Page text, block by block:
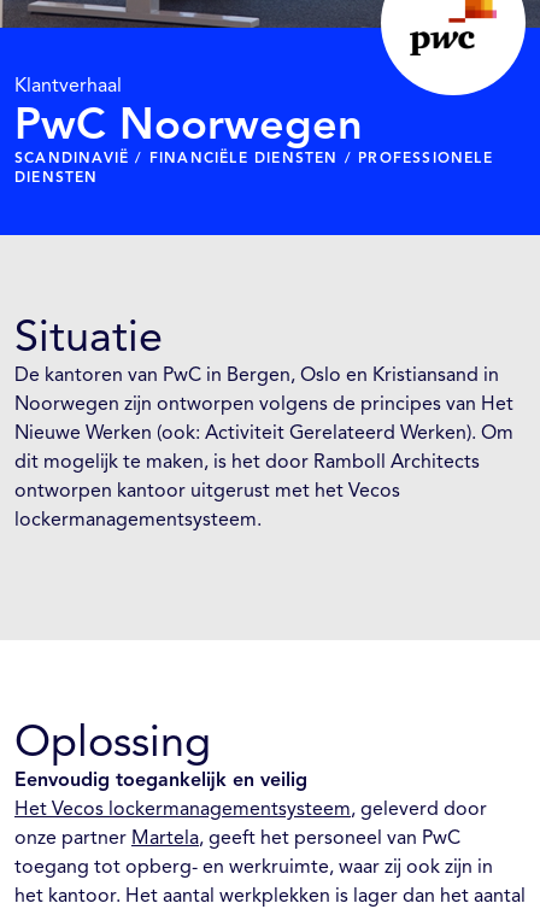
Klantverhaal
PwC Noorwegen
SCANDINAVIË / FINANCIËLE DIENSTEN / PROFESSIONELE
DIENSTEN
Situatie
De kantoren van PwC in Bergen, Oslo en Kristiansand in
Noorwegen zijn ontworpen volgens de principes van Het
Nieuwe Werken (ook: Activiteit Gerelateerd Werken). Om
dit mogelijk te maken, is het door Ramboll Architects
ontworpen kantoor uitgerust met het Vecos
lockermanagementsysteem.
Oplossing
Eenvoudig toegankelijk en veilig
Het Vecos lockermanagementsysteem, geleverd door
onze partner Martela, geeft het personeel van PwC
toegang tot opberg- en werkruimte, waar zij ook zijn in
het kantoor. Het aantal werkplekken is lager dan het aantal